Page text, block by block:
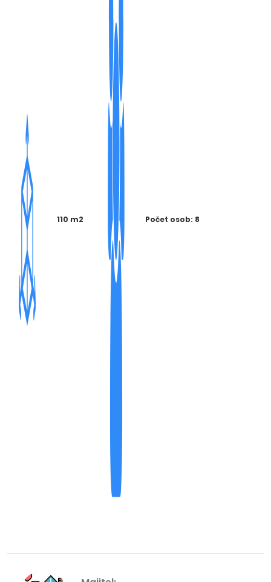
110 m2 Počet osob: 8